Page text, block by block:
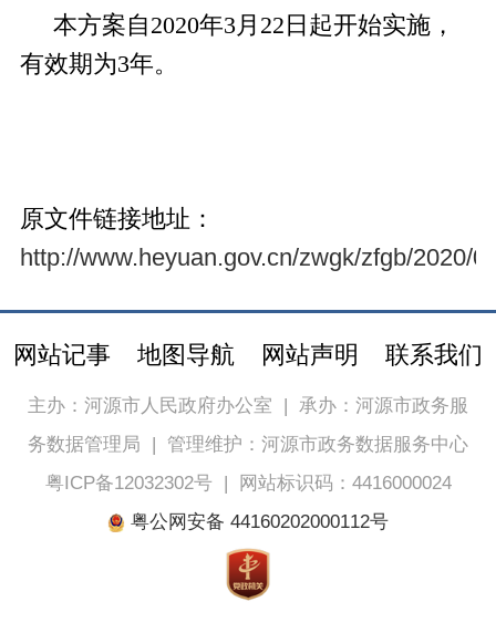
本方案自2020年3月22日起开始实施，
有效期为3年。
原文件链接地址：
http://www.heyuan.gov.cn/zwgk/zfgb/2020/
网站记事 地图导航 网站声明 联系我们
主办：河源市人民政府办公室 | 承办：河源市政务服
务数据管理局 | 管理维护：河源市政务数据服务中心
粤ICP备12032302号|
网站标识码：4416000024
粤公网安备 44160202000112号